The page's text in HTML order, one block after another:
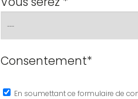
Consentement*
En soumettant ce formulaire de